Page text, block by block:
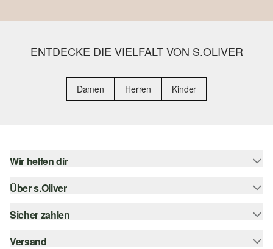
ENTDECKE DIE VIELFALT VON S.OLIVER
Damen Herren Kinder
Wir helfen dir
Hilfe & FAQ
Größenberatung
Über s.Oliver
Newsletter
s.Oliver Card
Sicher zahlen
Rechnung
Versand